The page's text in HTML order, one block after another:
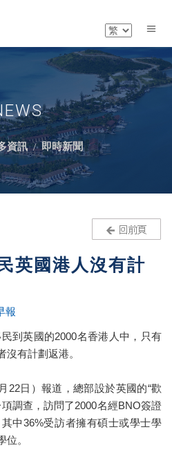
資訊 即時新聞
英國港人沒有計
報
到英國的2000名香港人中，只有
沒有計劃返港。
22日）報道，總部設於英國的“歡
調查，訪問了2000名經BNO簽證
中36%受訪者擁有碩士或學士學
。